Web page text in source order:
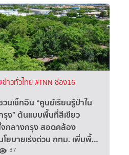
ข่าวทั่วไทย#TNN ช่อง16
วนเช็กอิน “ศูนย์เรียนรู้ป่าใน
รุง” ต้นแบบพื้นที่สีเขียว
จกลางกรุง สอดคล้อง
โยบายเร่งด่วน กทม. เพิ่มพื้…
37